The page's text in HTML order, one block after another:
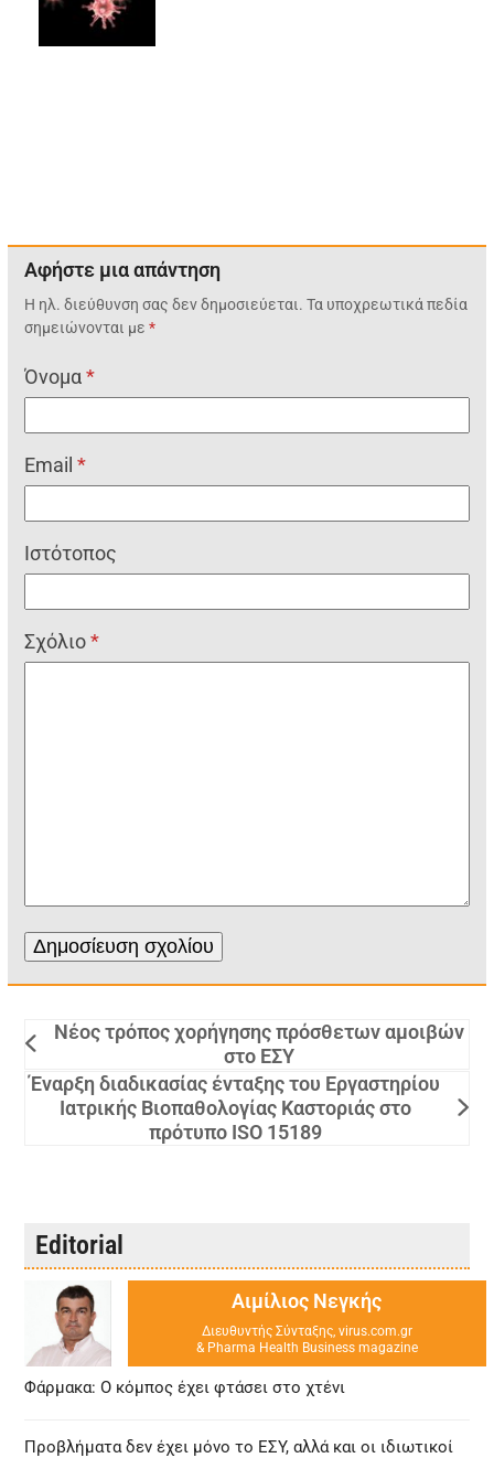
Αφήστε μια απάντηση
Η ηλ. διεύθυνση σας δεν δημοσιεύεται. Τα υποχρεωτικά πεδία
σημειώνονται με*
Όνομα*
Email*
Ιστότοπος
Σχόλιο*
Νέος τρόπος χορήγησης πρόσθετων αμοιβών
στο ΕΣΥ
Έναρξη διαδικασίας ένταξης του Εργαστηρίου
Ιατρικής Βιοπαθολογίας Καστοριάς στο
πρότυπο ISO 15189
Editorial
Αιμίλιος Νεγκής
Διευθυντής Σύνταξης, virus.com.gr
& Pharma Health Business magazine
Φάρμακα: Ο κόμπος έχει φτάσει στο χτένι
Προβλήματα δεν έχει μόνο το ΕΣΥ, αλλά και οι ιδιωτικοί